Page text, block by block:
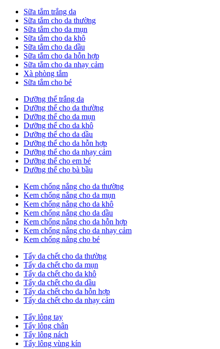
Sữa tắm trắng da
Sữa tắm cho da thường
Sữa tắm cho da mụn
Sữa tắm cho da khô
Sữa tắm cho da dầu
Sữa tắm cho da hỗn hợp
Sữa tắm cho da nhạy cảm
Xà phòng tắm
Sữa tắm cho bé
Dưỡng thể trắng da
Dưỡng thể cho da thường
Dưỡng thể cho da mụn
Dưỡng thể cho da khô
Dưỡng thể cho da dầu
Dưỡng thể cho da hỗn hợp
Dưỡng thể cho da nhạy cảm
Dưỡng thể cho em bé
Dưỡng thể cho bà bầu
Kem chống nắng cho da thường
Kem chống nắng cho da mụn
Kem chống nắng cho da khô
Kem chống nắng cho da dầu
Kem chống nắng cho da hỗn hợp
Kem chống nắng cho da nhạy cảm
Kem chống nắng cho bé
Tẩy da chết cho da thường
Tẩy da chết cho da mụn
Tẩy da chết cho da khô
Tẩy da chết cho da dầu
Tẩy da chết cho da hỗn hợp
Tẩy da chết cho da nhạy cảm
Tẩy lông tay
Tẩy lông chân
Tẩy lông nách
Tẩy lông vùng kín